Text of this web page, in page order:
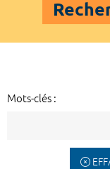
Mots-clés :